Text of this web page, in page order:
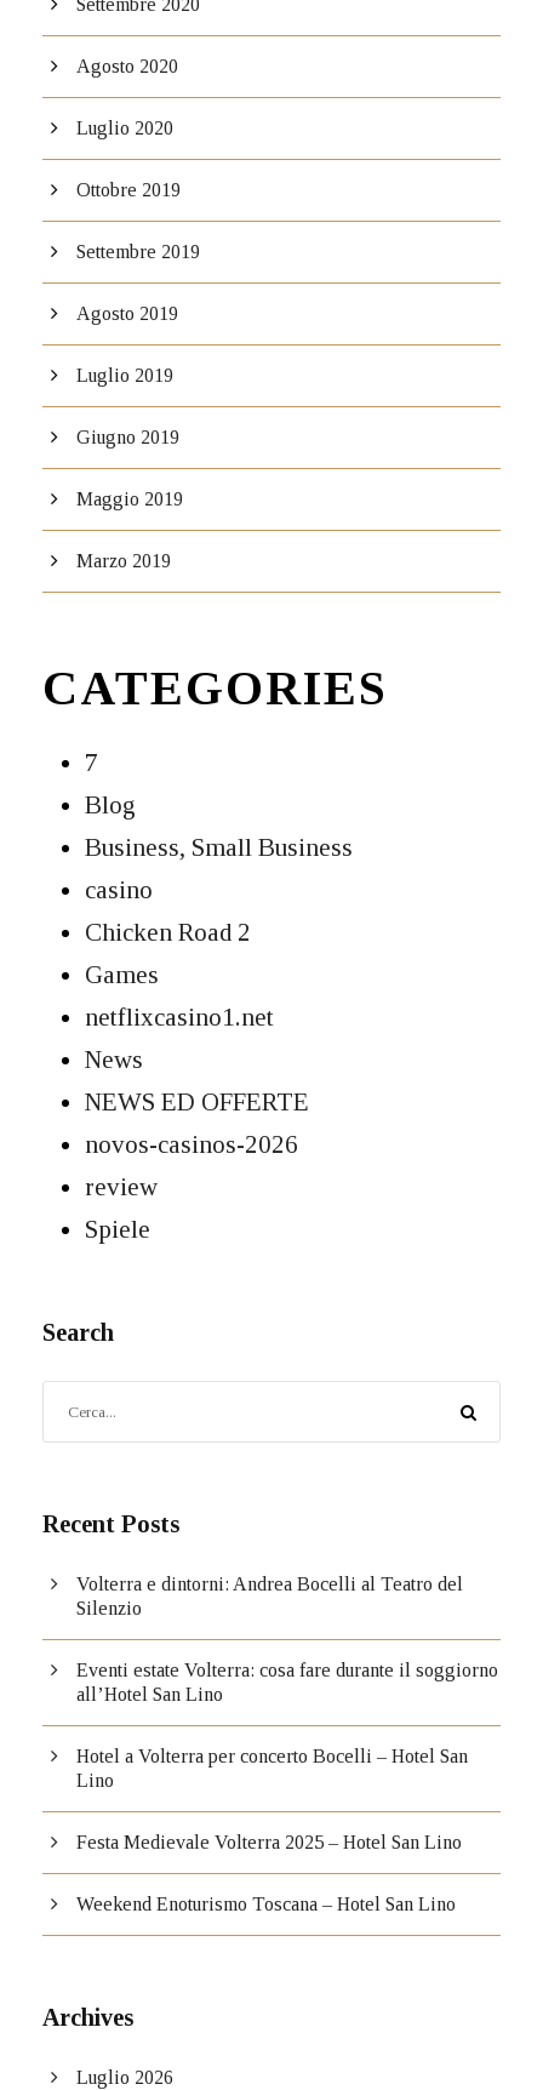
Settembre 2020
Agosto 2020
Luglio 2020
Ottobre 2019
Settembre 2019
Agosto 2019
Luglio 2019
Giugno 2019
Maggio 2019
Marzo 2019
CATEGORIES
7
Blog
Business, Small Business
casino
Chicken Road 2
Games
netflixcasino1.net
News
NEWS ED OFFERTE
novos-casinos-2026
review
Spiele
Search
Recent Posts
Volterra e dintorni: Andrea Bocelli al Teatro del
Silenzio
Eventi estate Volterra: cosa fare durante il soggiorno
all’Hotel San Lino
Hotel a Volterra per concerto Bocelli – Hotel San
Lino
Festa Medievale Volterra 2025 – Hotel San Lino
Weekend Enoturismo Toscana – Hotel San Lino
Archives
Luglio 2026